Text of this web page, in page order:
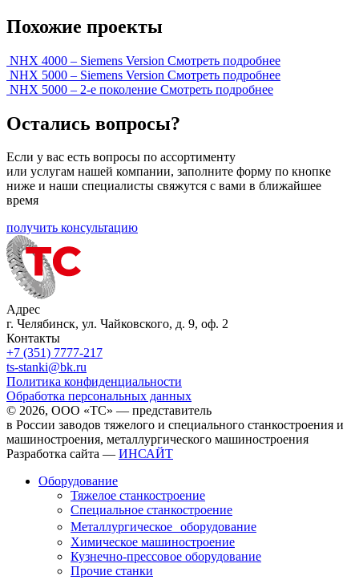
Похожие проекты
NHX 4000 – Siemens Version Смотреть подробнее
NHX 5000 – Siemens Version Смотреть подробнее
NHX 5000 – 2-е поколение Смотреть подробнее
Остались вопросы?
Если у вас есть вопросы по ассортименту
или услугам нашей компании, заполните форму по кнопке
ниже и наши специалисты свяжутся с вами в ближайшее
время
получить консультацию
Адрес
г. Челябинск, ул. Чайковского, д. 9, оф. 2
Контакты
+7 (351) 7777-217
ts-stanki@bk.ru
Политика конфиденциальности
Обработка персональных данных
© 2026, ООО «ТС» — представитель
в России заводов тяжелого и специального станкостроения и
машиностроения, металлургического машиностроения
Разработка сайта — ИНСАЙТ
Оборудование
Тяжелое станкостроение
Специальное станкостроение
Металлургическое оборудование
Химическое машиностроение
Кузнечно-прессовое оборудование
Прочие станки